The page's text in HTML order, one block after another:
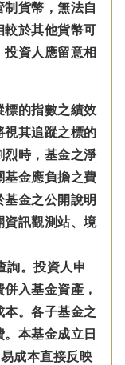
貨幣，無法自
較於其他貨幣可
資人應留意相
的指數之績效
視其追蹤之標的
烈時，基金之淨
基金應負擔之費
金之公開說明
資訊觀測站、境
。投資人申
入基金資產，
本。各子基金之
本基金成立日
成本直接反映